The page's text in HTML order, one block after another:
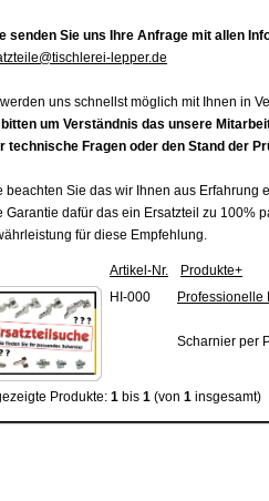
senden Sie uns Ihre Anfrage mit allen
lepper.de
uns schnellst möglich mit Ihnen in
um Verständnis das unsere
technische Fragen oder den Stand der
beachten Sie das wir Ihnen aus
Garantie dafür das ein Ersatzteil zu 100%
für diese Empfehlung.
Artikel-Nr.
Produkte+
HI-000
Professionelle
Scharnier per
Produkte: 1 bis 1 (von 1 insgesamt)